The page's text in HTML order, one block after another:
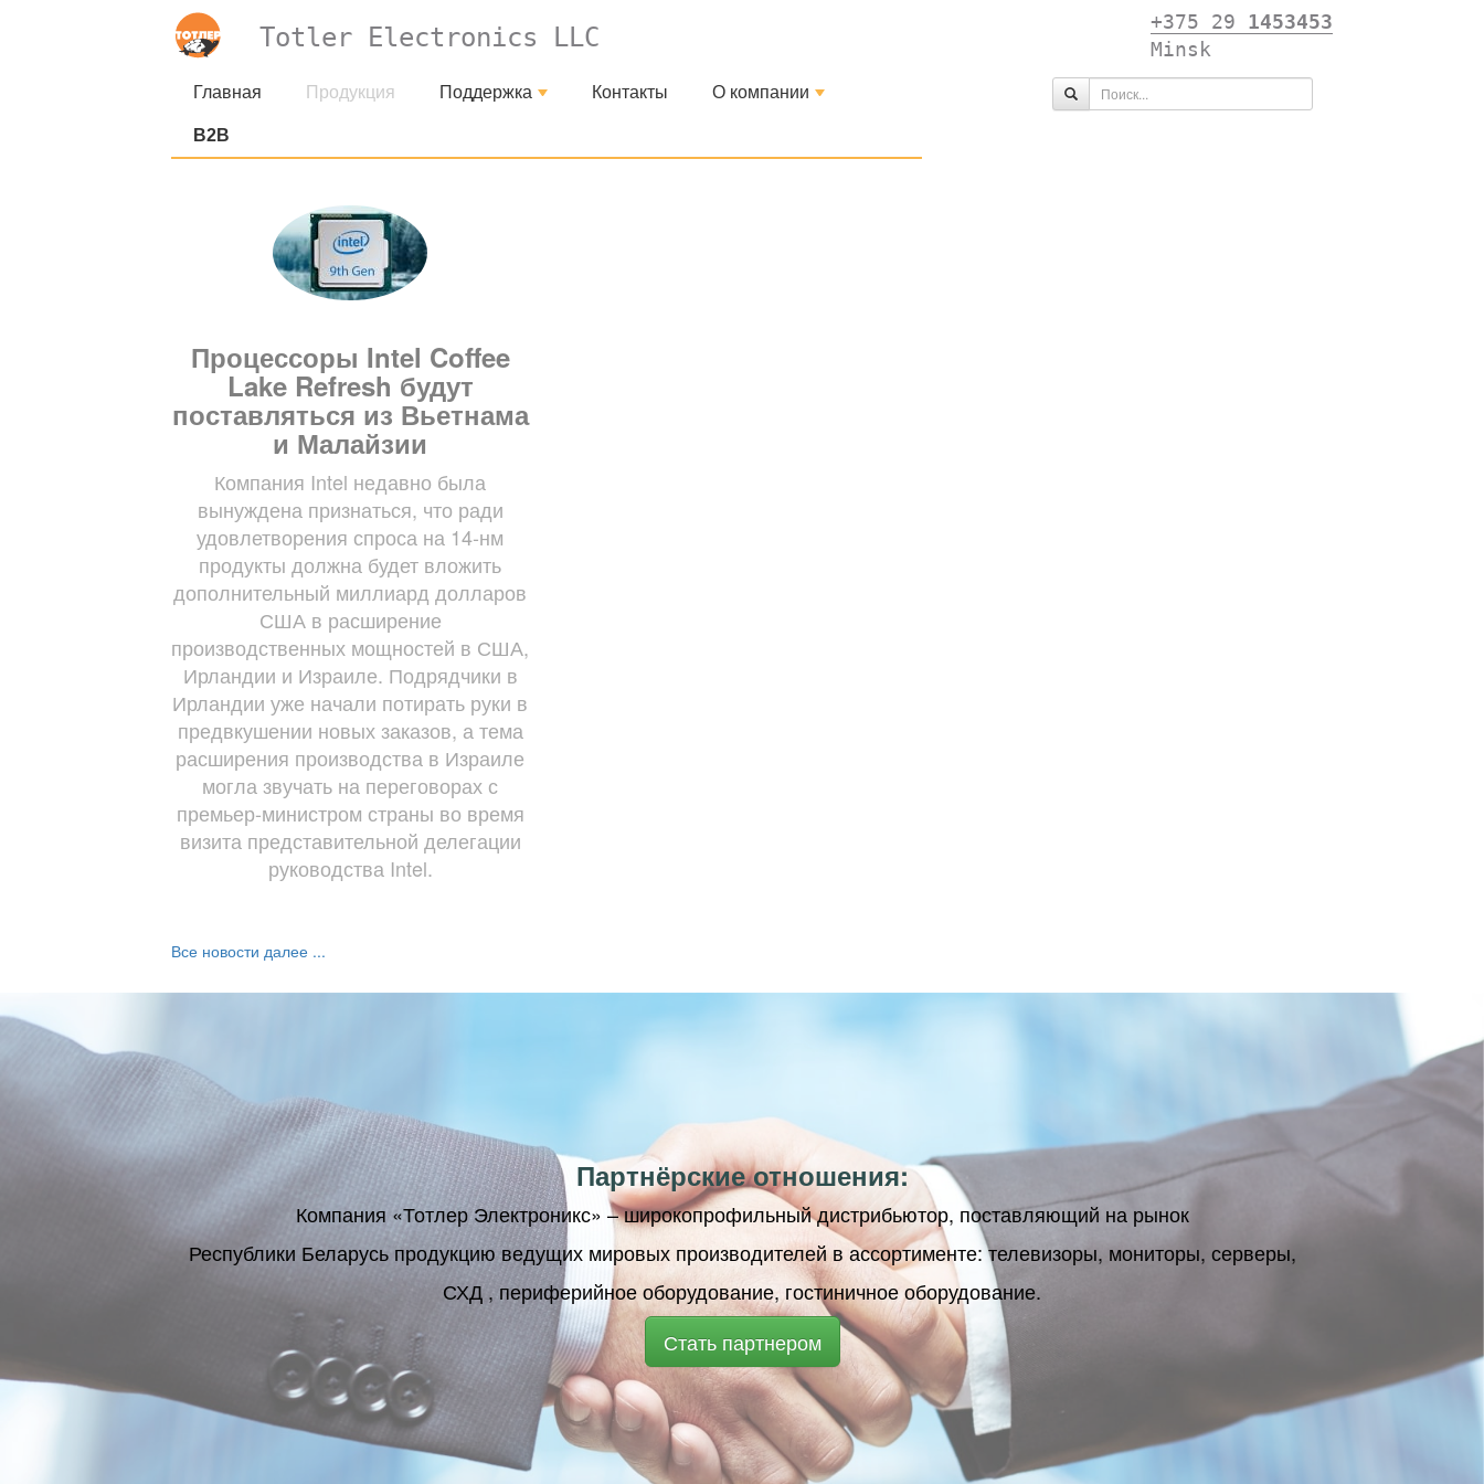
Totler Electronics LLC
+375 29 1453453
Minsk
Главная Продукция Поддержка Контакты О компании
B2B
Процессоры Intel Coffee
Lake Refresh будут
поставляться из Вьетнама
и Малайзии
Компания Intel недавно была
вынуждена признаться, что ради
удовлетворения спроса на 14-нм
продукты должна будет вложить
дополнительный миллиард долларов
США в расширение
производственных мощностей в США,
Ирландии и Израиле. Подрядчики в
Ирландии уже начали потирать руки в
предвкушении новых заказов, а тема
расширения производства в Израиле
могла звучать на переговорах с
премьер-министром страны во время
визита представительной делегации
руководства Intel.
Все новости далее ...
Партнёрские отношения:
Компания «Тотлер Электроникс» – широкопрофильный дистрибьютор, поставляющий на рынок
Республики Беларусь продукцию ведущих мировых производителей в ассортименте: телевизоры, мониторы, серверы,
СХД , периферийное оборудование, гостиничное оборудование.
Стать партнером